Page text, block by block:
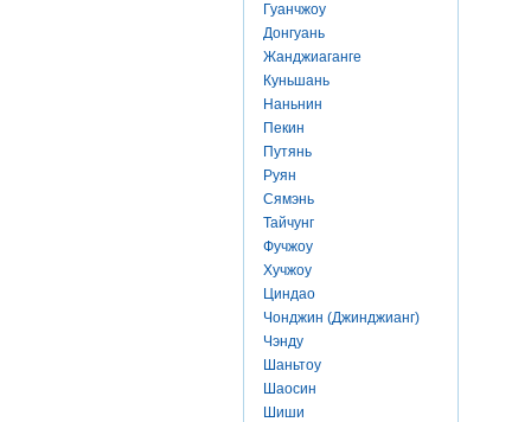
Гуанчжоу
Донгуань
Жанджиаганге
Куньшань
Наньнин
Пекин
Путянь
Руян
Сямэнь
Тайчунг
Фучжоу
Хучжоу
Циндао
Чонджин (Джинджианг)
Чэнду
Шаньтоу
Шаосин
Шиши